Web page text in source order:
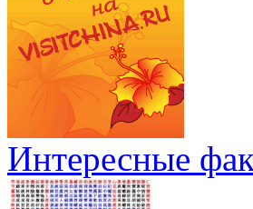
Интересные